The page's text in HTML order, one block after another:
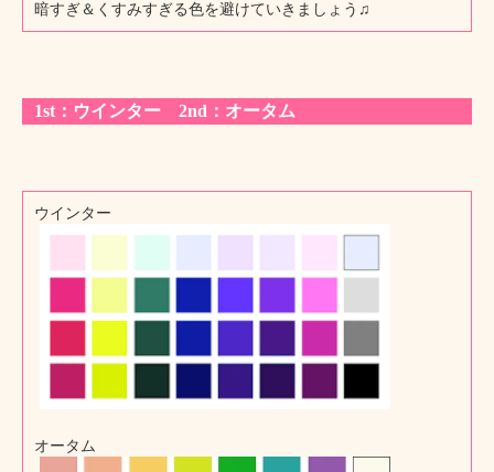
暗すぎ＆くすみすぎる色を避けていきましょう♫
1st：ウインター 2nd：オータム
ウインター
オータム